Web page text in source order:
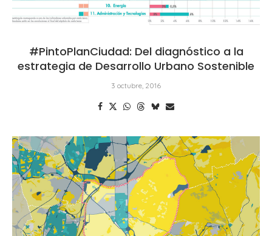
#PintoPlanCiudad: Del diagnóstico a la
estrategia de Desarrollo Urbano Sostenible
3 octubre, 2016